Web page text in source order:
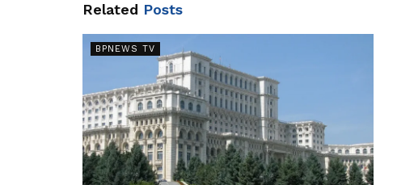
Related Posts
BPNEWS TV